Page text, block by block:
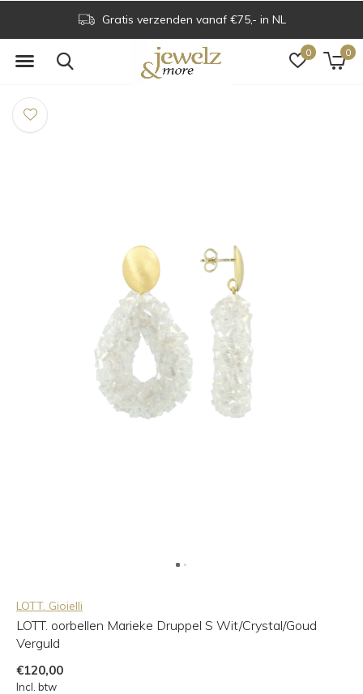
0 0
Gratis verzenden vanaf €75,- in NL
LOTT. Gioielli
LOTT. oorbellen Marieke Druppel S Wit/Crystal/Goud
Verguld
€120,00
Incl. btw